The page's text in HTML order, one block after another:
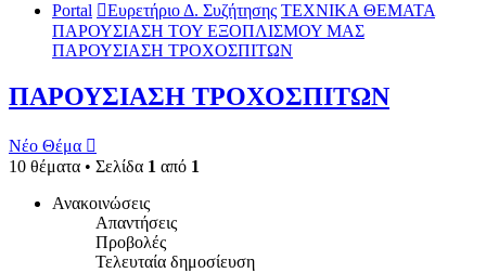
Portal Ευρετήριο Δ. Συζήτησης ΤΕΧΝΙΚΑ ΘΕΜΑΤΑ
ΠΑΡΟΥΣΙΑΣΗ ΤΟΥ ΕΞΟΠΛΙΣΜΟΥ ΜΑΣ
ΠΑΡΟΥΣΙΑΣΗ ΤΡΟΧΟΣΠΙΤΩΝ
ΠΑΡΟΥΣΙΑΣΗ ΤΡΟΧΟΣΠΙΤΩΝ
Νέο Θέμα
10 θέματα • Σελίδα 1 από 1
Ανακοινώσεις
Απαντήσεις
Προβολές
Τελευταία δημοσίευση